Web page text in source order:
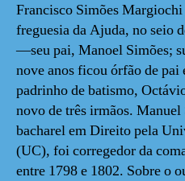
Francisco Simões Margiochi
freguesia da Ajuda, no seio
—seu pai, Manoel Simões;
nove anos ficou órfão de pai
padrinho de batismo,
novo de três irmãos.
bacharel em Direito pela
(UC), foi corregedor da
entre 1798 e 1802. Sobre o